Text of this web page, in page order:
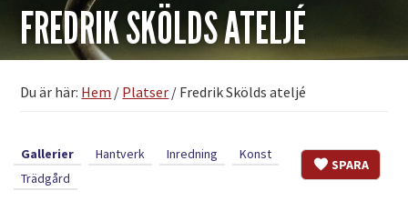
FREDRIK SKÖLDS ATELJÉ
Du är här: Hem / Platser / Fredrik Skölds ateljé
SPARA
Gallerier Hantverk Inredning
Konst
Trädgård